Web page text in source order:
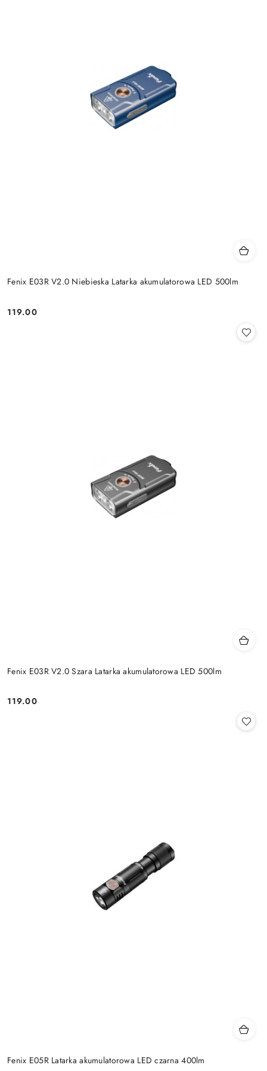
Fenix E03R V2.0 Niebieska Latarka akumulatorowa LED 500lm
Cena:
119.00
Fenix E03R V2.0 Szara Latarka akumulatorowa LED 500lm
Cena:
119.00
Fenix E05R Latarka akumulatorowa LED czarna 400lm